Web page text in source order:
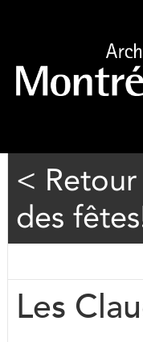
<
des
Les